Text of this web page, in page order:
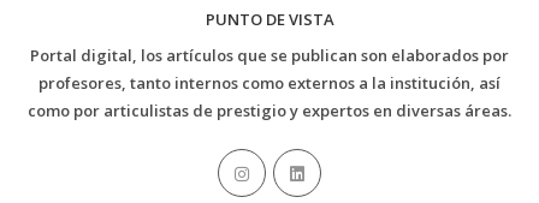
PUNTO DE VISTA
Portal digital, los artículos que se publican son elaborados por
profesores, tanto internos como externos a la institución, así
como por articulistas de prestigio y expertos en diversas áreas.